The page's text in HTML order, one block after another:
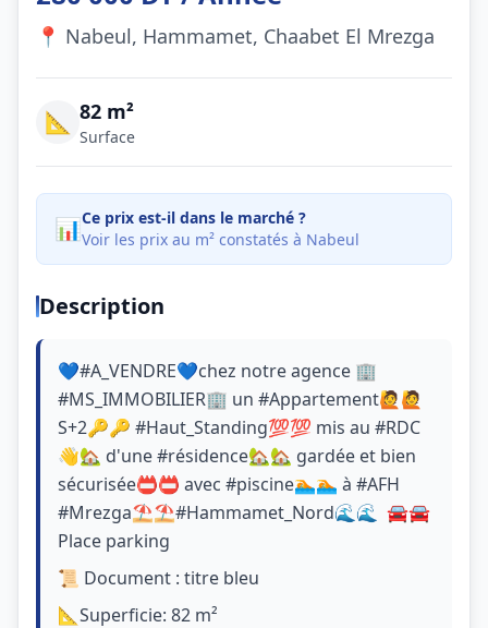
📍 Nabeul, Hammamet, Chaabet El Mrezga
📐 82 m²
Surface
📊Ce prix est-il dans le marché ?
Voir les prix au m² constatés à Nabeul
Description
💙#A_VENDRE💙chez notre agence 🏢
#MS_IMMOBILIER🏢 un #Appartement🙋🙋
S+2🔑🔑 #Haut_Standing💯💯 mis au #RDC
👋🏡 d'une #résidence🏡🏡 gardée et bien
sécurisée📛📛 avec #piscine🏊🏊 à #AFH
#Mrezga⛱️⛱️#Hammamet_Nord🌊🌊 🚘🚘
Place parking
📜 Document : titre bleu
📐Superficie: 82 m²